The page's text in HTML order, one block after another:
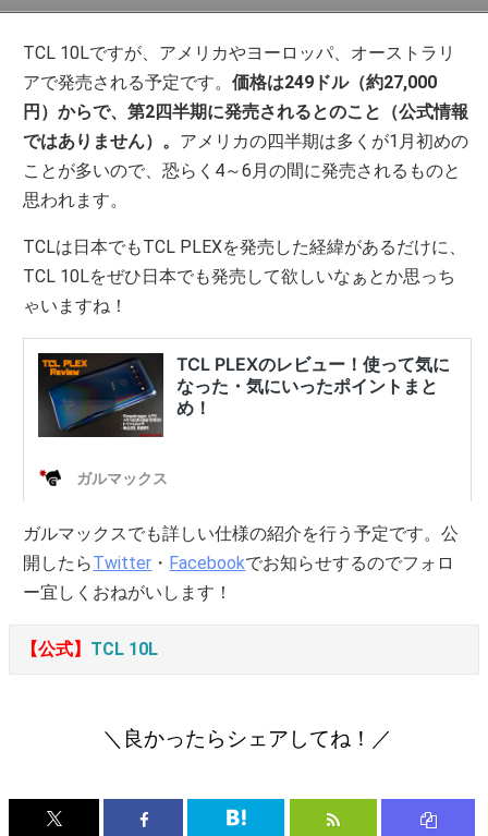
TCL 10Lですが、アメリカやヨーロッパ、オーストラリ
アで発売される予定です。価格は249ドル（約27,000
円）からで、第2四半期に発売されるとのこと（公式情報
ではありません）。 アメリカの四半期は多くが1月初めの
ことが多いので、恐らく4～6月の間に発売されるものと
思われます。
TCLは日本でもTCL PLEXを発売した経緯があるだけに、
TCL 10Lをぜひ日本でも発売して欲しいなぁとか思っち
ゃいますね！
ガルマックスでも詳しい仕様の紹介を行う予定です。公
開したらTwitter ・ Facebookでお知らせするのでフォロ
ー宜しくおねがいします！
【公式】 TCL 10L
＼良かったらシェアしてね！／